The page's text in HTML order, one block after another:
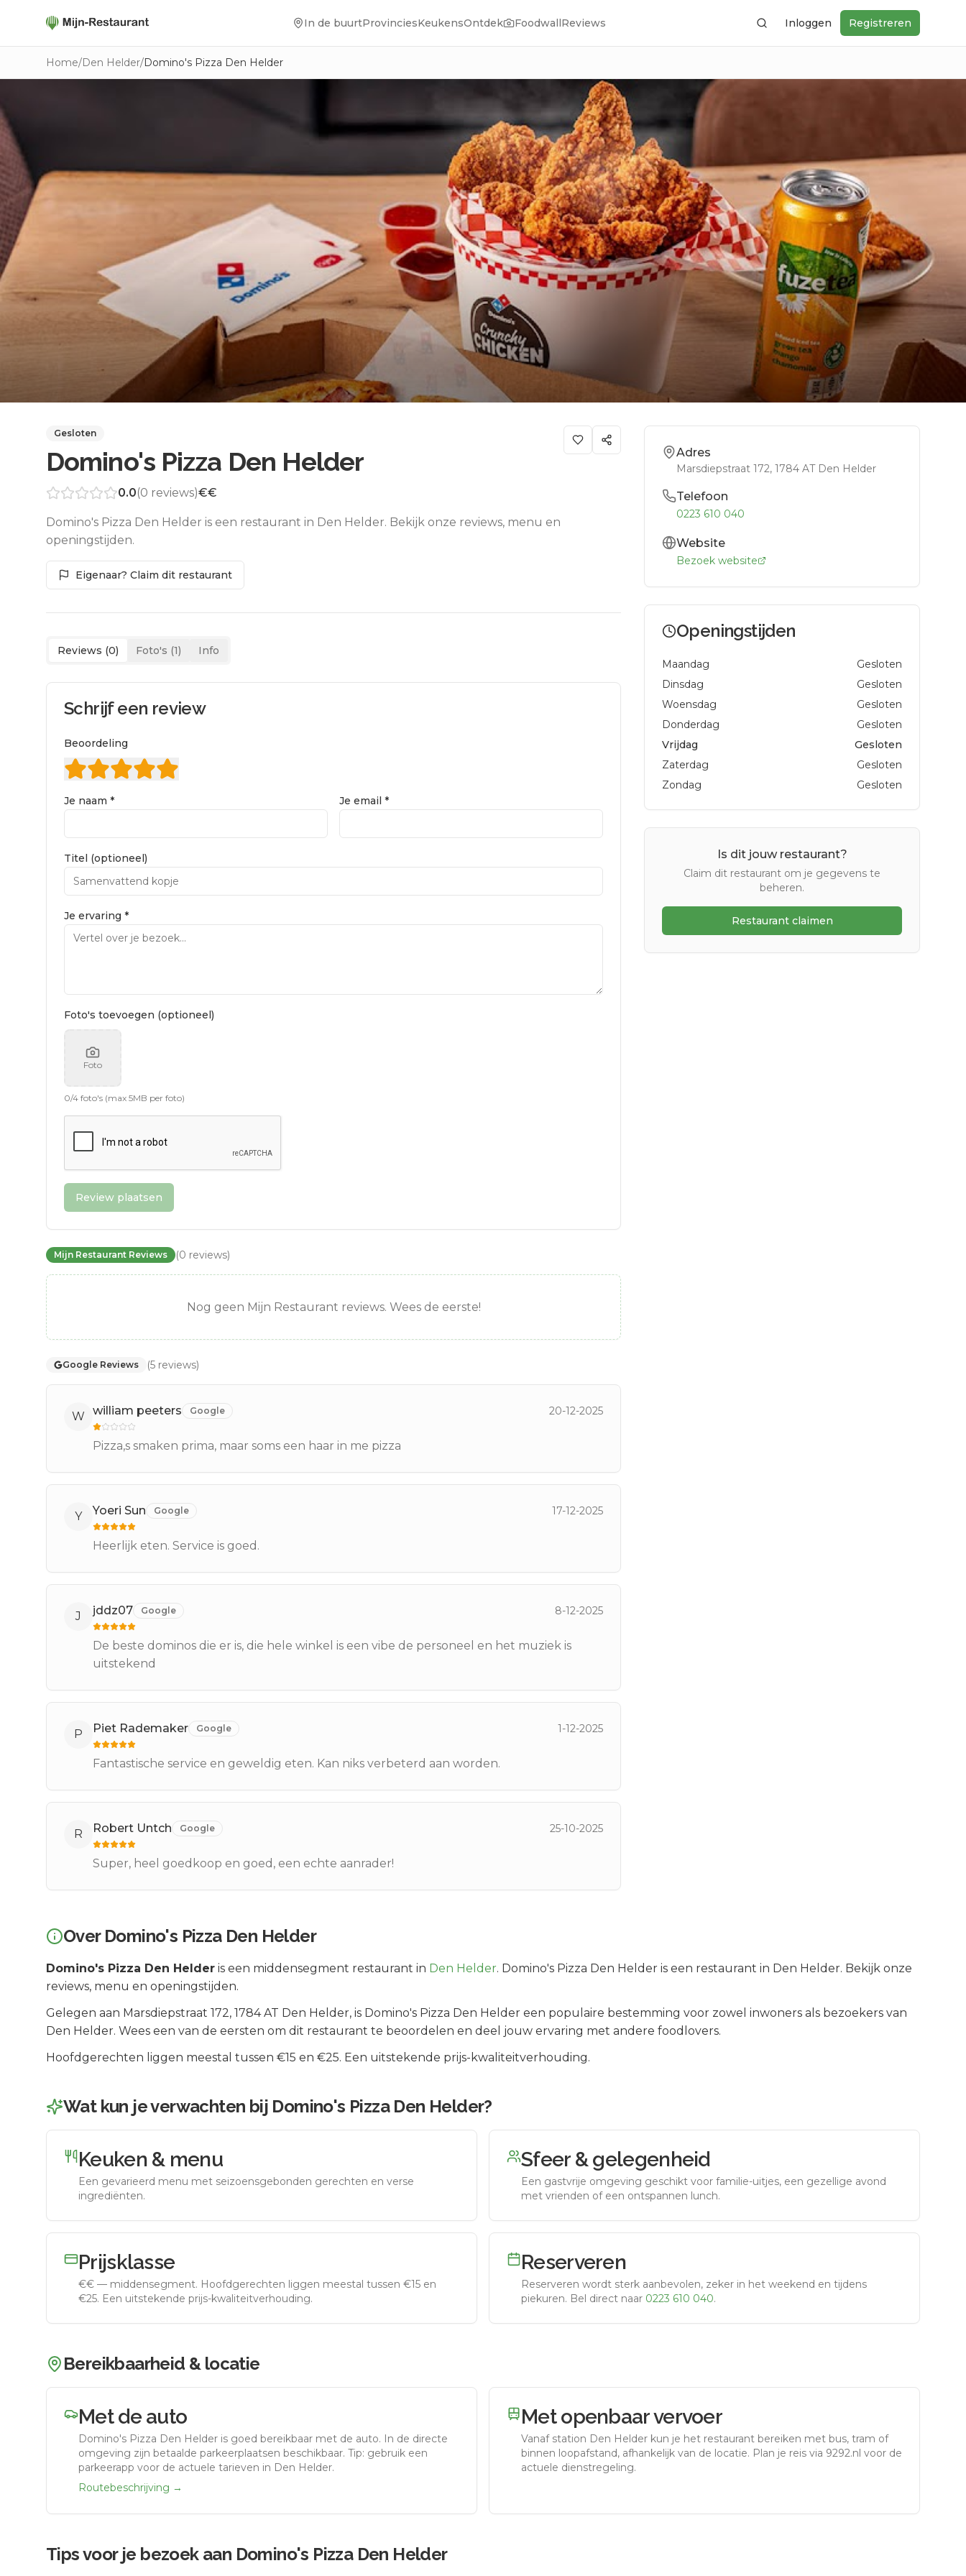
In de buurtProvinciesKeukensOntdek FoodwallReviews ZoekenInloggen Registreren
Home/Den Helder/Domino's Pizza Den Helder
Gesloten
Domino's Pizza Den Helder
0.0(0 reviews)€€
Domino's Pizza Den Helder is een restaurant in Den Helder. Bekijk onze reviews, menu en
openingstijden.
Eigenaar? Claim dit restaurant
Reviews (0) Foto's (1) Info
Schrijf een review
Beoordeling
Je naam * Je email *
Titel (optioneel)
Je ervaring *
Foto's toevoegen (optioneel)
Foto
0/4 foto's (max 5MB per foto)
Review plaatsen
Mijn Restaurant Reviews (0 reviews)
Nog geen Mijn Restaurant reviews. Wees de eerste!
Google Reviews (5 reviews)
W william peeters Google 20-12-2025
Pizza,s smaken prima, maar soms een haar in me pizza
Y Yoeri Sun Google 17-12-2025
Heerlijk eten. Service is goed.
J jddz07 Google 8-12-2025
De beste dominos die er is, die hele winkel is een vibe de personeel en het muziek is
uitstekend
P Piet Rademaker Google 1-12-2025
Fantastische service en geweldig eten. Kan niks verbeterd aan worden.
R Robert Untch Google 25-10-2025
Super, heel goedkoop en goed, een echte aanrader!
Adres
Marsdiepstraat 172, 1784 ATDen Helder
Telefoon
0223 610 040
Website
Bezoek website
Openingstijden
Maandag
Gesloten
Dinsdag
Gesloten
Woensdag
Gesloten
Donderdag
Gesloten
Vrijdag
Gesloten
Zaterdag
Gesloten
Zondag
Gesloten
Is dit jouw restaurant?
Claim dit restaurant om je gegevens te
beheren.
Restaurant claimen
Over Domino's Pizza Den Helder
Domino's Pizza Den Helder is een middensegment restaurant in Den Helder. Domino's Pizza Den Helder is een restaurant in Den Helder. Bekijk onze
reviews, menu en openingstijden.
Gelegen aan Marsdiepstraat 172, 1784 AT Den Helder, is Domino's Pizza Den Helder een populaire bestemming voor zowel inwoners als bezoekers van
Den Helder. Wees een van de eersten om dit restaurant te beoordelen en deel jouw ervaring met andere foodlovers.
Hoofdgerechten liggen meestal tussen €15 en €25. Een uitstekende prijs-kwaliteitverhouding.
Wat kun je verwachten bij Domino's Pizza Den Helder?
Keuken & menu
Een gevarieerd menu met seizoensgebonden gerechten en verse
ingrediënten.
Sfeer & gelegenheid
Een gastvrije omgeving geschikt voor familie-uitjes, een gezellige avond
met vrienden of een ontspannen lunch.
Prijsklasse
€€ — middensegment. Hoofdgerechten liggen meestal tussen €15 en
€25. Een uitstekende prijs-kwaliteitverhouding.
Reserveren
Reserveren wordt sterk aanbevolen, zeker in het weekend en tijdens
piekuren. Bel direct naar 0223 610 040.
Bereikbaarheid & locatie
Met de auto
Domino's Pizza Den Helder is goed bereikbaar met de auto. In de directe
omgeving zijn betaalde parkeerplaatsen beschikbaar. Tip: gebruik een
parkeerapp voor de actuele tarieven in Den Helder.
Routebeschrijving →
Met openbaar vervoer
Vanaf station Den Helder kun je het restaurant bereiken met bus, tram of
binnen loopafstand, afhankelijk van de locatie. Plan je reis via 9292.nl voor de
actuele dienstregeling.
Tips voor je bezoek aan Domino's Pizza Den Helder